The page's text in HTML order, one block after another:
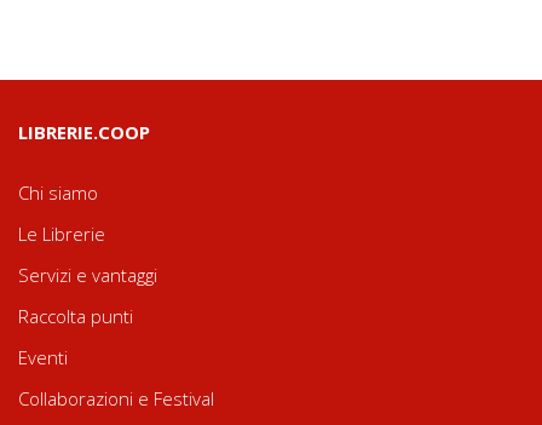
LIBRERIE.COOP
Chi siamo
Le Librerie
Servizi e vantaggi
Raccolta punti
Eventi
Collaborazioni e Festival